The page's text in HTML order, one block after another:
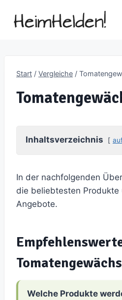
Inhalt
Start / Vergleiche /
Inhaltsverzeichnis
In der nachfolgenden
die beliebtesten Produkte
Angebote.
Welche Produkte